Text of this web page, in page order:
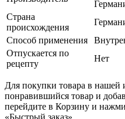
Страна
происхождения
Способ применения
Отпускается по
рецепту
Нет
Для покупки товара в нашей
понравившийся товар и
перейдите в Корзину и
«Быстрый заказ».